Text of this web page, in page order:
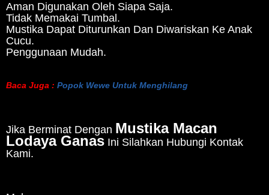
Aman Digunakan Oleh Siapa Saja.
Tidak Memakai Tumbal.
Mustika Dapat Diturunkan Dan Diwariskan Ke Anak
Cucu.
Penggunaan Mudah.
Baca Juga : Popok Wewe Untuk Menghilang
Jika Berminat Dengan Mustika Macan
Lodaya Ganas Ini Silahkan Hubungi Kontak
Kami.